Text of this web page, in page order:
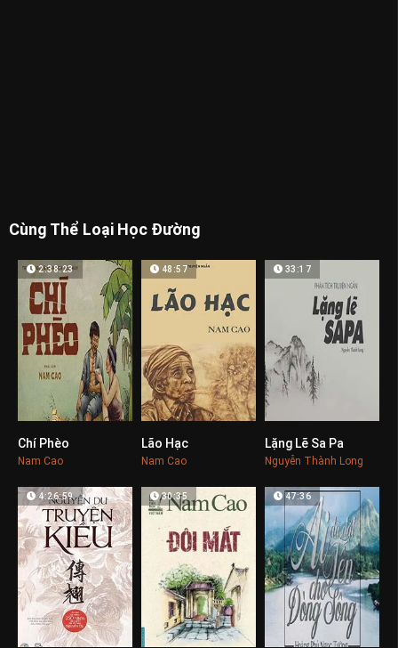
Cùng Thể Loại Học Đường
2:38:23
Chí Phèo
Nam Cao
48:57
Lão Hạc
Nam Cao
33:17
Lặng Lẽ Sa Pa
Nguyễn Thành Long
4:26:59 30:35 47:36